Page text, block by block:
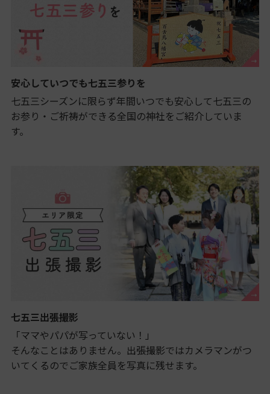
安心していつでも七五三参りを
七五三シーズンに限らず年間いつでも安心して七五三の
お参り・ご祈祷ができる全国の神社をご紹介していま
す。
七五三出張撮影
「ママやパパが写っていない！」
そんなことはありません。出張撮影ではカメラマンがつ
いてくるのでご家族全員を写真に残せます。